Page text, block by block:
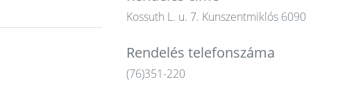
Kossuth L. u. 7. Kunszentmiklós 6090
Rendelés telefonszáma
(76)351-220